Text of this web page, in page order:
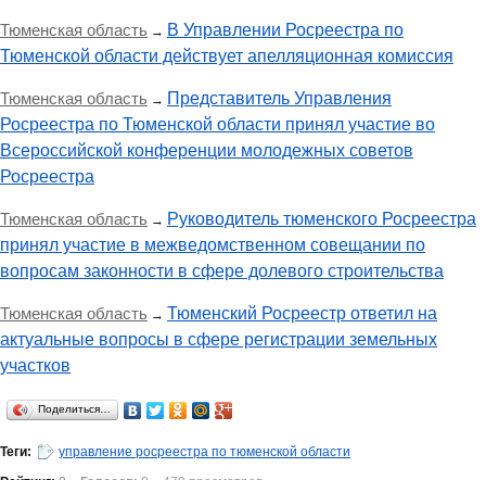
Тюменская область → В Управлении Росреестра по
Тюменской области действует апелляционная комиссия
Тюменская область → Представитель Управления
Росреестра по Тюменской области принял участие во
Всероссийской конференции молодежных советов
Росреестра
Тюменская область → Руководитель тюменского Росреестра
принял участие в межведомственном совещании по
вопросам законности в сфере долевого строительства
Тюменская область → Тюменский Росреестр ответил на
актуальные вопросы в сфере регистрации земельных
участков
Поделиться…
Теги:
управление росреестра по тюменской области